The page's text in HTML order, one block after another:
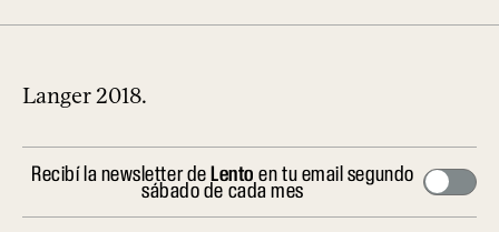
Langer 2018.
Recibí la newsletter deLento en tu email segundo
sábado de cada mes